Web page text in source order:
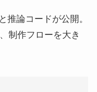
推論コードが公開。
制作フローを大き